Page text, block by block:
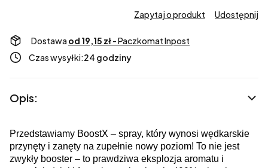
Zapytaj o produkt Udostępnij
Dostawa od 19,15 zł- Paczkomat Inpost
Czas wysyłki:24 godziny
Opis:
Przedstawiamy BoostX – spray, który wynosi wędkarskie
przynęty i zanęty na zupełnie nowy poziom! To nie jest
zwykły booster – to prawdziwa eksplozja aromatu i